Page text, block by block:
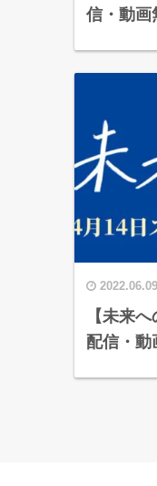
信・動画
【未来
配信・動